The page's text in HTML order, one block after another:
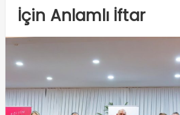
İçin Anlamlı İftar